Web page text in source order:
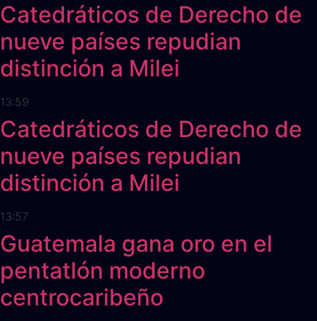
Catedráticos de Derecho de
nueve países repudian
distinción a Milei
13:59
Catedráticos de Derecho de
nueve países repudian
distinción a Milei
13:57
Guatemala gana oro en el
pentatlón moderno
centrocaribeño